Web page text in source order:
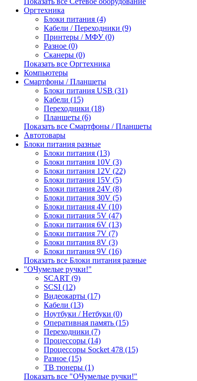
Оргтехника
Блоки питания (4)
Кабели / Переходники (9)
Принтеры / МФУ (0)
Разное (0)
Сканеры (0)
Показать все Оргтехника
Компьютеры
Смартфоны / Планшеты
Блоки питания USB (31)
Кабели (15)
Переходники (18)
Планшеты (6)
Показать все Смартфоны / Планшеты
Автотовары
Блоки питания разные
Блоки питания (13)
Блоки питания 10V (3)
Блоки питания 12V (22)
Блоки питания 15V (5)
Блоки питания 24V (8)
Блоки питания 30V (5)
Блоки питания 4V (10)
Блоки питания 5V (47)
Блоки питания 6V (13)
Блоки питания 7V (7)
Блоки питания 8V (3)
Блоки питания 9V (16)
Показать все Блоки питания разные
"ОЧумелые ручки!"
SCART (9)
SCSI (12)
Видеокарты (17)
Кабели (13)
Ноутбуки / Нетбуки (0)
Оперативная память (15)
Переходники (7)
Процессоры (14)
Процессоры Socket 478 (15)
Разное (15)
ТВ тюнеры (1)
Показать все "ОЧумелые ручки!"